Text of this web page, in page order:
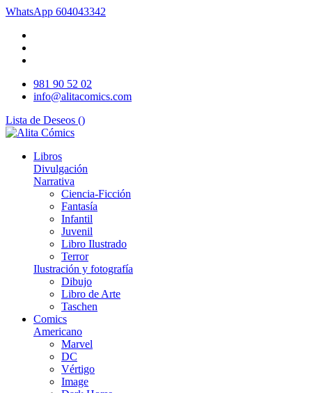
WhatsApp 604043342
981 90 52 02
info@alitacomics.com
Lista de Deseos ()
Libros
Divulgación
Narrativa
Ciencia-Ficción
Fantasía
Infantil
Juvenil
Libro Ilustrado
Terror
Ilustración y fotografía
Dibujo
Libro de Arte
Taschen
Comics
Americano
Marvel
DC
Vértigo
Image